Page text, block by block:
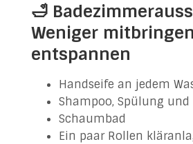
🛁
Weniger
entspannen
Handseife an jedem
Shampoo, Spülung und
Schaumbad
Ein paar Rollen